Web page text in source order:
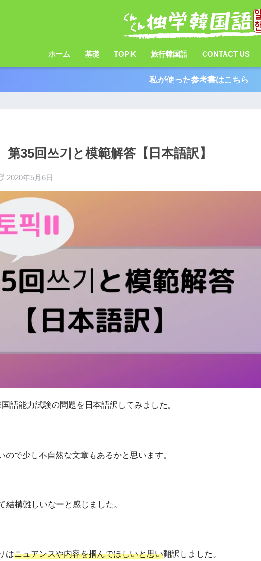
ホーム 基礎 TOPIK 旅行韓国語 CONTACT US
私が使った参考書はこちら
第35回쓰기と模範解答【日本語訳】
2020年5月6日
語能力試験の問題を日本語訳してみました。
ので少し不自然な文章もあるかと思います。
結構難しいなーと感じました。
はニュアンスや内容を掴んでほしいと思い翻訳しました。